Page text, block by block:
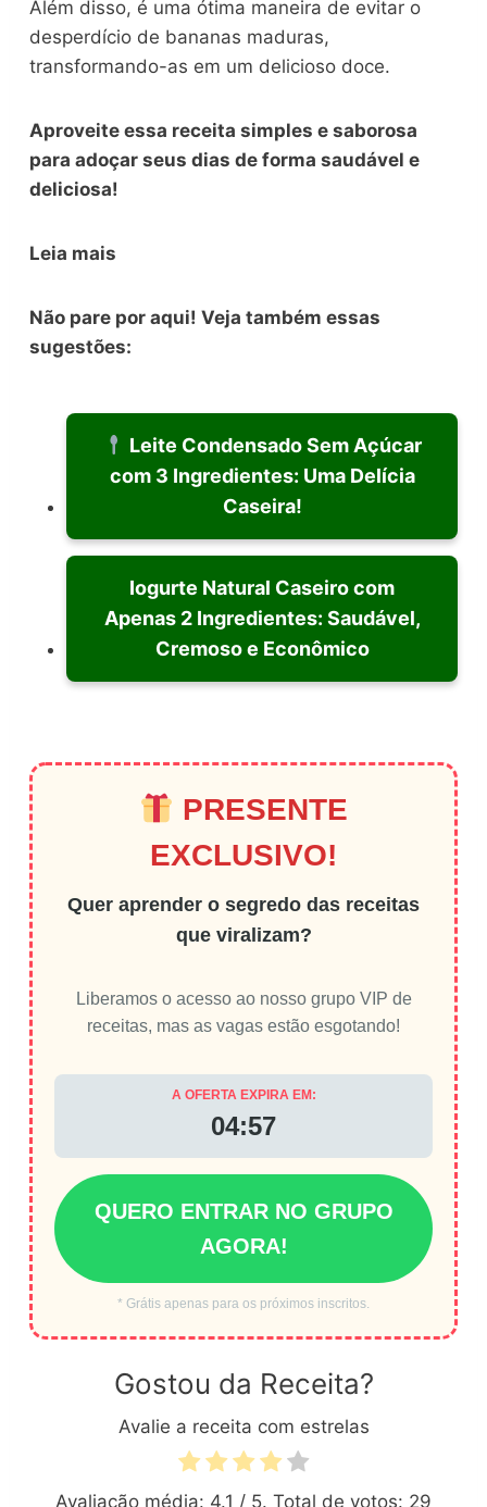
Além disso, é uma ótima maneira de evitar o
desperdício de bananas maduras,
transformando-as em um delicioso doce.
Aproveite essa receita simples e saborosa
para adoçar seus dias de forma saudável e
deliciosa!
Leia mais
Não pare por aqui! Veja também essas
sugestões:
Leite Condensado Sem Açúcar
com 3 Ingredientes: Uma Delícia
Caseira!
Iogurte Natural Caseiro com
Apenas 2 Ingredientes: Saudável,
Cremoso e Econômico
PRESENTE
EXCLUSIVO!
Quer aprender o segredo das receitas
que viralizam?
Liberamos o acesso ao nosso grupo VIP de
receitas, mas as vagas estão esgotando!
A OFERTA EXPIRA EM:
04:56
QUERO ENTRAR NO GRUPO
AGORA!
* Grátis apenas para os próximos inscritos.
Gostou da Receita?
Avalie a receita com estrelas
Avaliação média: 4.1 / 5. Total de votos: 29